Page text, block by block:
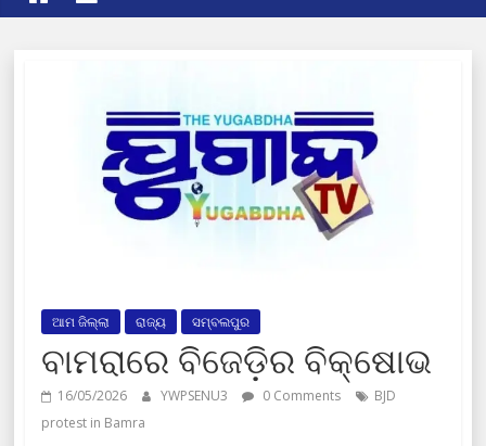
ଆମ ଜିଲ୍ଲା ରାଜ୍ୟ ସମ୍ବଲପୁର
ବାମରାରେ ବିଜେଡ଼ିର ବିକ୍ଷୋଭ
16/05/2026 YWPSENU3 0 Comments
BJD
protest in Bamra